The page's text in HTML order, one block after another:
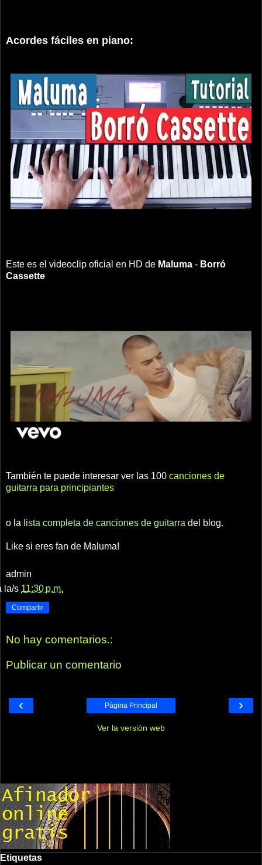
Acordes fáciles en piano:
Este es el videoclip oficial en HD de Maluma - Borró
Cassette
También te puede interesar ver las 100 canciones de
guitarra para principiantes
o la lista completa de canciones de guitarra del blog.
Like si eres fan de Maluma!
admin
la/s 11:30 p.m.
Compartir
No hay comentarios.:
Publicar un comentario
‹ ›
Página Principal
Ver la versión web
Etiquetas